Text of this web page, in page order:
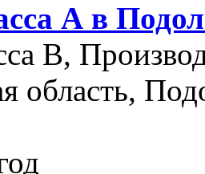
А в
B,
область,